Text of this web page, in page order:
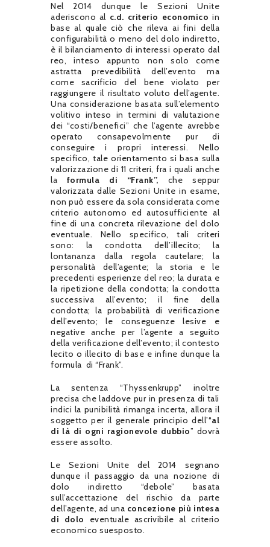
Nel 2014 dunque le Sezioni Unite
aderiscono al c.d. criterio economico in
base al quale ciò che rileva ai fini della
configurabilità o meno del dolo indiretto,
è il bilanciamento di interessi operato dal
reo, inteso appunto non solo come
astratta prevedibilità dell’evento ma
come sacrificio del bene violato per
raggiungere il risultato voluto dell’agente.
Una considerazione basata sull’elemento
volitivo inteso in termini di valutazione
dei “costi/benefici” che l’agente avrebbe
operato consapevolmente pur di
conseguire i propri interessi. Nello
specifico, tale orientamento si basa sulla
valorizzazione di 11 criteri, fra i quali anche
la formula di “Frank”, che seppur
valorizzata dalle Sezioni Unite in esame,
non può essere da sola considerata come
criterio autonomo ed autosufficiente al
fine di una concreta rilevazione del dolo
eventuale. Nello specifico, tali criteri
sono: la condotta dell’illecito; la
lontananza dalla regola cautelare; la
personalità dell’agente; la storia e le
precedenti esperienze del reo; la durata e
la ripetizione della condotta; la condotta
successiva all’evento; il fine della
condotta; la probabilità di verificazione
dell’evento; le conseguenze lesive e
negative anche per l’agente a seguito
della verificazione dell’evento; il contesto
lecito o illecito di base e infine dunque la
formula di “Frank”.
La sentenza “Thyssenkrupp” inoltre
precisa che laddove pur in presenza di tali
indici la punibilità rimanga incerta, allora il
soggetto per il generale principio dell’“al
di là di ogni ragionevole dubbio” dovrà
essere assolto.
Le Sezioni Unite del 2014 segnano
dunque il passaggio da una nozione di
dolo indiretto “debole” basata
sull’accettazione del rischio da parte
dell’agente, ad una concezione più intesa
di dolo
eventuale ascrivibile al criterio
economico suesposto.